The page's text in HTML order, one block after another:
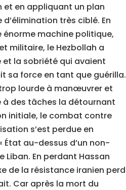
et en appliquant un plan
très ciblé. En
énorme machine politique,
militaire, le Hezbollah a
et la sobriété qui avaient
sa force en tant que guérilla.
lourde à manœuvrer et
des tâches la détournant
initiale, le combat contre
s’est perdue en
État au-dessus d’un non-
Liban. En perdant Hassan
de la résistance iranien perd
Car après la mort du